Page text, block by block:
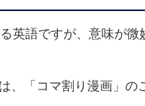
英語ですが、意味が微
、「コマ割り漫画」の